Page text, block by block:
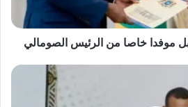
موفدا خاصا من الرئيس الصومالي